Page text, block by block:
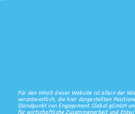
Für den Inhalt dieser Website ist allein der
verantwortlich; die hier dargestellten
Standpunkt von Engagement Global gGmbH
für wirtschaftliche Zusammenarbeit und